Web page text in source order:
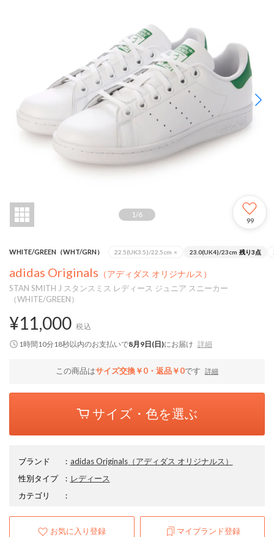
1 /6
99
WHITE/GREEN（WHT/GRN） 22.5(UK3.5)/22.5cm × 23.0(UK4)/23cm 残り3点
adidas Originals （アディダス オリジナルス）
STAN SMITH J スタンスミス レディース ジュニア スニーカー
（WHITE/GREEN）
¥11,000 税込
1時間10分17秒以内のお支払いで8月9日(日)にお届け 詳細
この商品はサイズ交換￥0・返品￥0です 詳細
サイズ・色を選ぶ
ブランド ： adidas Originals（アディダス オリジナルス）
性別タイプ
： レディース
カテゴリ
：
お気に入り登録 マイブランド登録